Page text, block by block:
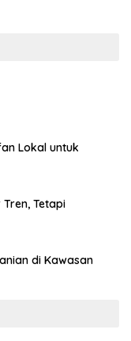
Lokal untuk
Tetapi
di Kawasan